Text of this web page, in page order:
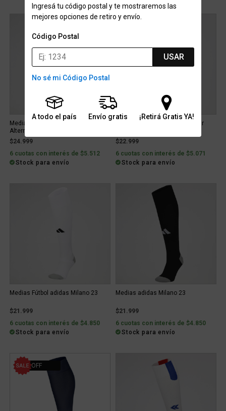
Ingresá tu código postal y te mostraremos las
mejores opciones de retiro y envío.
Código Postal
USAR
No sé mi Código Postal
A todo el país Envío gratis ¡Retirá Gratis YA!
Medias Selección Argentina adidas
Alternativas 26
$24.999
6 cuotas con interés de $5.512
Stock para envío
LANZAMIENTO
Medias Racing Club Nike Titular
$22.999
6 cuotas con interés de $5.071
Stock para envío
Medias Fútbol adidas Milano 23
$21.999
6 cuotas con interés de $4.850
Stock para envío
Medias adidas Milano 23
$21.999
6 cuotas con interés de $4.850
Stock para envío
15% OFF